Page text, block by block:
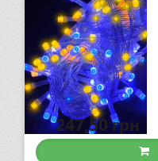
247,50грн